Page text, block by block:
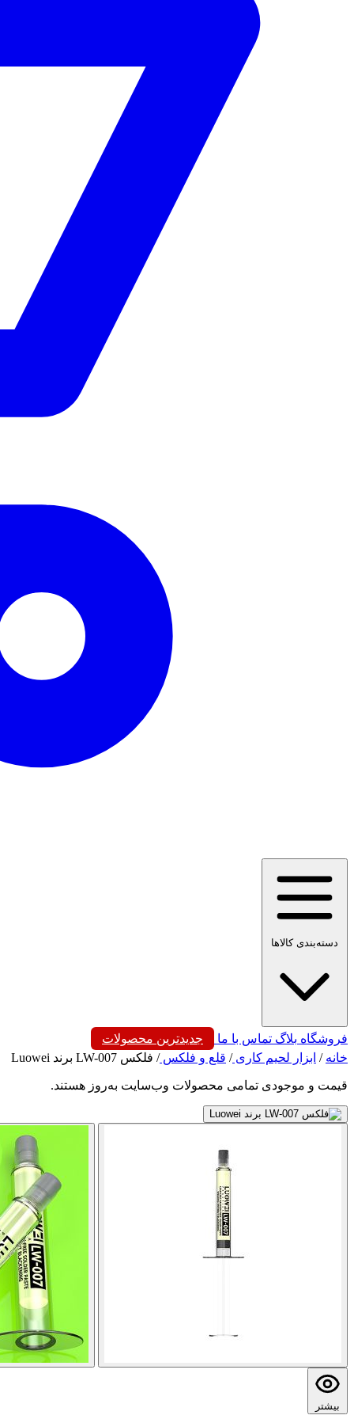
دسته‌بندی کالاها
فروشگاه بلاگ تماس با ما
جدیدترین محصولات
خانه / ابزار لحیم کاری/ قلع و فلکس/ فلکس LW-007 برند Luowei
قیمت و موجودی تمامی محصولات وب‌سایت به‌روز هستند.
بیشتر